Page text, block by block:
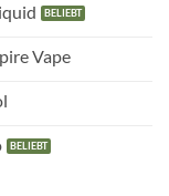
Vape